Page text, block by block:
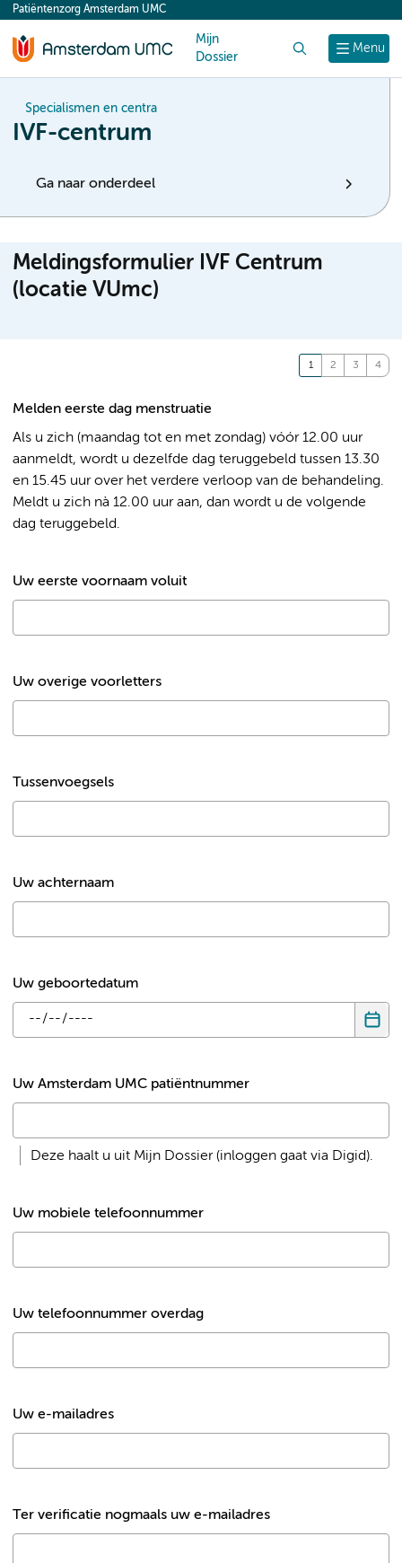
content
Menu
Patiëntenzorg Amsterdam UMC
Mijn
Dossier
Specialismen en centra
IVF-centrum
Ga naar onderdeel
Meldingsformulier IVF Centrum
(locatie VUmc)
Melden eerste dag menstruatie
Als u zich (maandag tot en met zondag) vóór 12.00 uur
aanmeldt, wordt u dezelfde dag teruggebeld tussen 13.30
en 15.45 uur over het verdere verloop van de behandeling.
Meldt u zich nà 12.00 uur aan, dan wordt u de volgende
dag teruggebeld.
Uw eerste voornaam voluit
Uw overige voorletters
Tussenvoegsels
Uw achternaam
Uw geboortedatum
Uw Amsterdam UMC patiëntnummer
Deze haalt u uit Mijn Dossier (inloggen gaat via Digid).
Uw mobiele telefoonnummer
Uw telefoonnummer overdag
Uw e-mailadres
Ter verificatie nogmaals uw e-mailadres